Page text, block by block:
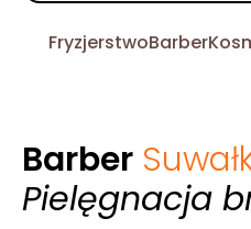
FryzjerstwoBarber
Barber
Pielęgnacja